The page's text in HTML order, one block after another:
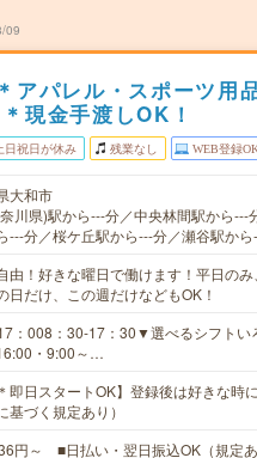
09
アパレル・スポーツ用
現金手渡しOK！
日祝日が休み 残業なし WEB登録
大和市
川県)駅から---分／中央林間駅から---
---分／桜ケ丘駅から---分／瀬谷駅か
由！好きな曜日で働けます！平日の
日だけ、この週だけなどもOK！
：008：30-17：30▼選べるシフトい
・9:00～…
即日スタートOK】登録後は好きな時
基づく規定あり）
円～ ■日払い・翌日振込OK（規定あ